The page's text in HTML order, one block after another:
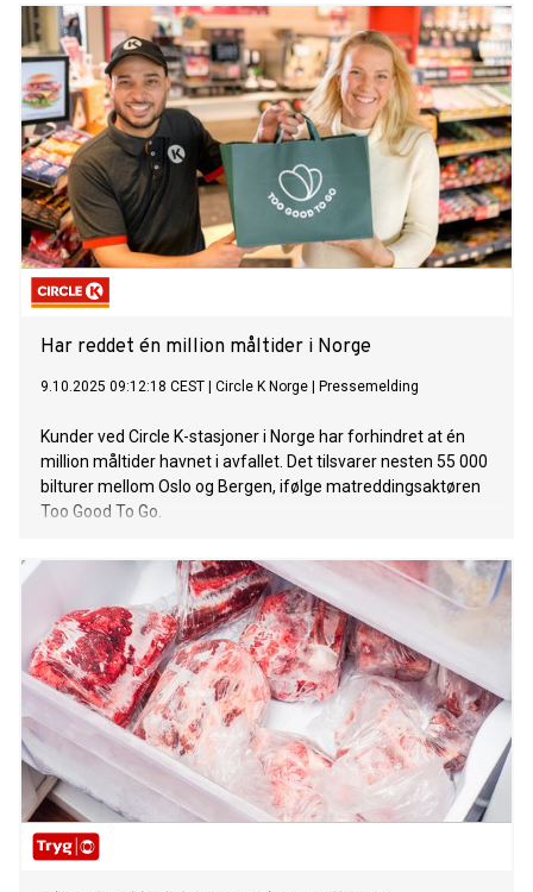
Har reddet én million måltider i Norge
9.10.2025 09:12:18 CEST Circle K Norge Pressemelding
Kunder ved Circle K-stasjoner i Norge har forhindret at én
million måltider havnet i avfallet. Det tilsvarer nesten 55 000
bilturer mellom Oslo og Bergen, ifølge matreddingsaktøren
Too Good To Go.